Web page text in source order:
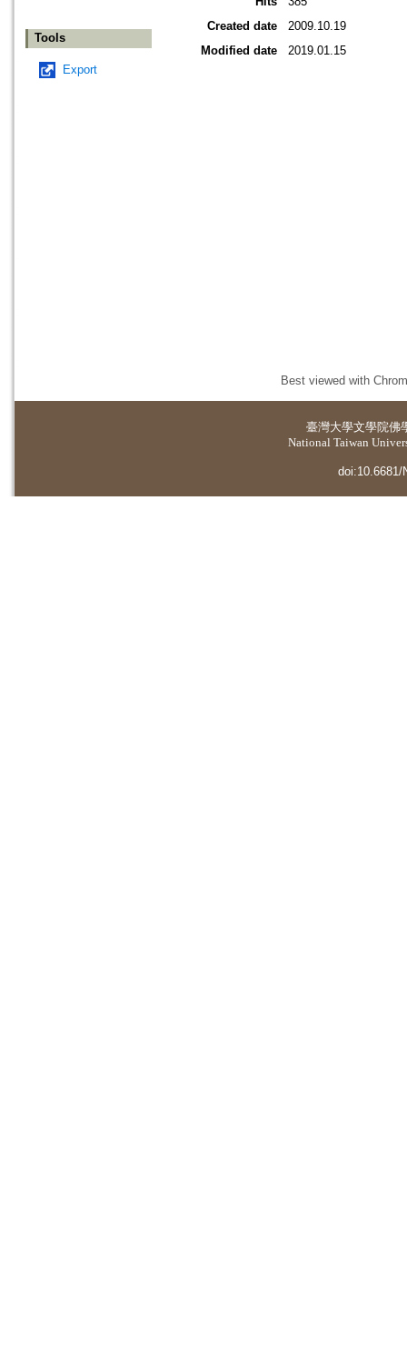
Tools
Export
Created date
2009.10.19
Modified date
2019.01.15
Best viewed with
臺灣大學文學院佛
National Taiwan
doi:10.6681/